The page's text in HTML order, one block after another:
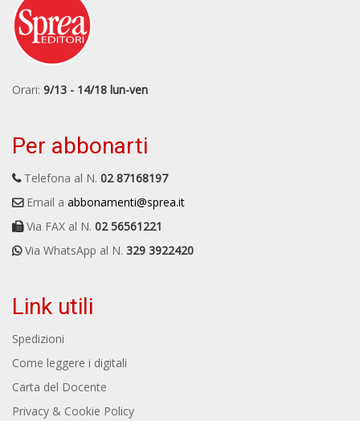
Orari: 9/13 - 14/18 lun-ven
Per abbonarti
Telefona al N. 02 87168197
Email a abbonamenti@sprea.it
Via FAX al N. 02 56561221
Via WhatsApp al N. 329 3922420
Link utili
Spedizioni
Come leggere i digitali
Carta del Docente
Privacy & Cookie Policy